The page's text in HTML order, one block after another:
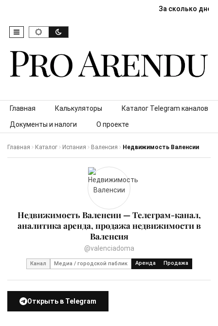
За сколько дней
Skip to content
Главная Калькуляторы Каталог Telegram каналов
Документы и налоги О проекте
Главная Каталог Испания Валенсия Недвижимость Валенсии
Недвижимость Валенсии — Телеграм-канал,
аналитика аренда, продажа недвижимости в
Валенсия
@valenciadoma
Канал Медиа / городской паблик Аренда Продажа
Открыть в Telegram